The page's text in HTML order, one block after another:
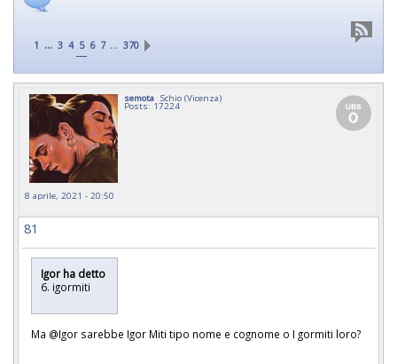
1 ... 3 4 5 6 7 … 370
semota Schio (Vicenza)
Posts: 17224
8 aprile, 2021 - 20:50
81
Igor ha detto
6. igormiti
Ma @Igor sarebbe Igor Miti tipo nome e cognome o I gormiti loro?